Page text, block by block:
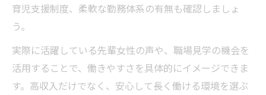
育児支援制度、柔軟な勤務体系の有無も確認しましょ
う。
実際に活躍している先輩女性の声や、職場見学の機会を
活用することで、働きやすさを具体的にイメージできま
す。高収入だけでなく、安心して長く働ける環境を選ぶ